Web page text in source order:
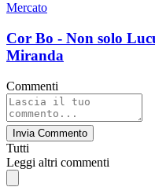
Mercato
Cor Bo - Non solo
Miranda
Commenti
Invia Commento
Tutti
Leggi altri commenti